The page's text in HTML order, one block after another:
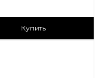
Купить